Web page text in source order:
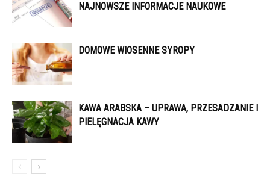
NAJNOWSZE INFORMACJE NAUKOWE
DOMOWE WIOSENNE SYROPY
KAWA ARABSKA – UPRAWA, PRZESADZANIE I
PIELĘGNACJA KAWY